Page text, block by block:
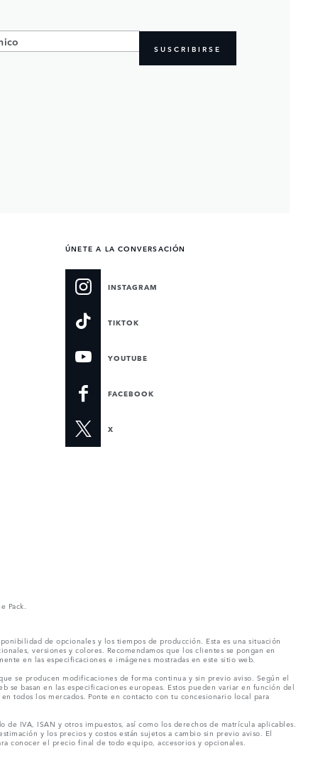
SUSCRIBIRSE
ÚNETE A LA CONVERSACIÓN
INSTAGRAM
TIKTOK
YOUTUBE
FACEBOOK
X
Pack.
de opcionales y los tiempos de producción. Esta es una situación
versiones y colores. Recomendamos que los clientes se pongan en
en las especificaciones e imágenes mostradas en este sitio web.
se producen modificaciones de forma continua y sin previo aviso. Según el
basan en las especificaciones europeas. Estos pueden variar en función del
todos los mercados. Ponte en contacto con tu concesionario local para
IVA, ISAN y otros impuestos, así como los derechos de matrícula aplicables.
y los precios y costos están sujetos a cambio sin previo aviso. El
conocer el precio final de todo equipo, accesorios y opcionales.